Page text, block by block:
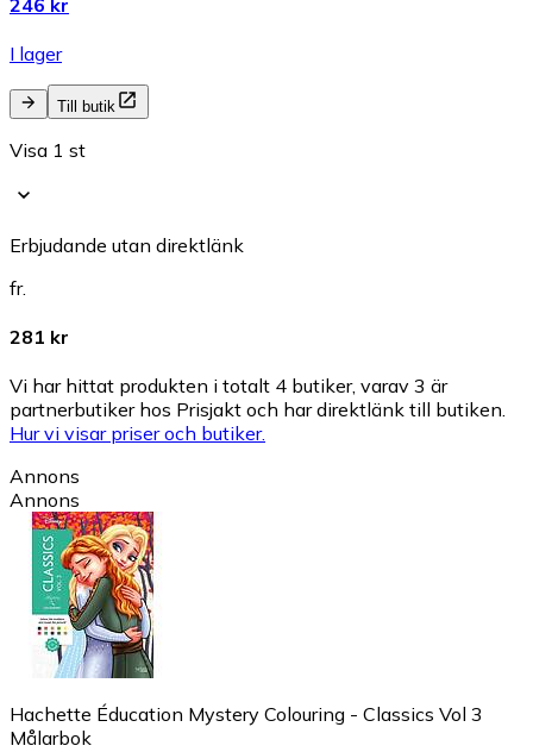
I lager
Till butik
Visa 1 st
Erbjudande utan direktlänk
fr.
281 kr
Vi har hittat produkten i totalt 4 butiker, varav 3 är
partnerbutiker hos Prisjakt och har direktlänk till butiken.
Hur vi visar priser och butiker.
Annons
Annons
Hachette Éducation Mystery Colouring - Classics Vol 3
Målarbok